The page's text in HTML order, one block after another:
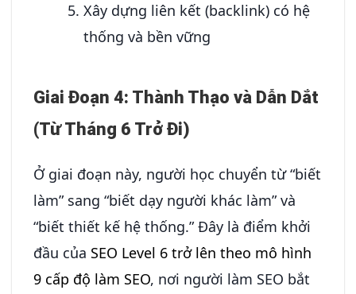
Xây dựng liên kết (backlink) có hệ
thống và bền vững
Giai Đoạn 4: Thành Thạo và Dẫn Dắt
(Từ Tháng 6 Trở Đi)
Ở giai đoạn này, người học chuyển từ “biết
làm” sang “biết dạy người khác làm” và
“biết thiết kế hệ thống.” Đây là điểm khởi
đầu của SEO Level 6 trở lên theo mô hình
9 cấp độ làm SEO, nơi người làm SEO bắt